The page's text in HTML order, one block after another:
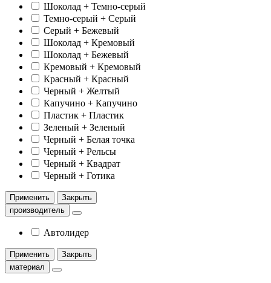
Шоколад + Темно-серый
Темно-серый + Серый
Серый + Бежевый
Шоколад + Кремовый
Шоколад + Бежевый
Кремовый + Кремовый
Красный + Красный
Черный + Желтый
Капучино + Капучино
Пластик + Пластик
Зеленый + Зеленый
Черный + Белая точка
Черный + Рельсы
Черный + Квадрат
Черный + Готика
Применить
Закрыть
производитель
Автолидер
Применить
Закрыть
материал